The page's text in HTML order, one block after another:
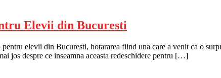
Elevii din Bucuresti
elevii din Bucuresti, hotararea fiind una care a venit ca o
jos despre ce inseamna aceasta redeschidere pentru […]